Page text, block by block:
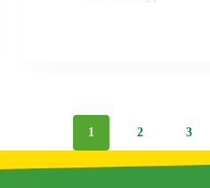
1 2 3